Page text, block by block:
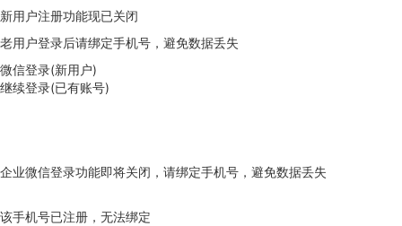
新用户注册功能现已关闭
老用户登录后请绑定手机号，避免数据丢失
微信登录(新用户)
继续登录(已有账号)
企业微信登录功能即将关闭，请绑定手机号，避免数据丢失
该手机号已注册，无法绑定